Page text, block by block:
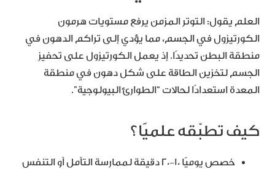
العلم يقول: التوتر المزمن يرفع مستويات هرمون
الكورتيزول في الجسم، مما يؤدي إلى تراكم الدهون في
منطقة البطن تحديدًا. إذ يعمل الكورتيزول على تحفيز
الجسم لتخزين الطاقة على شكل دهون في منطقة
المعدة استعدادًا لحالات “الطوارئ البيولوجية”.
كيف تطبّقه علميًا؟
خصص يوميًا 10-20 دقيقة لممارسة التأمل أو التنفس